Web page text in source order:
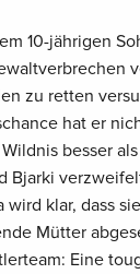
10-jährigen
zu retten
hat er
besser
Bjarki
klar, dass
Mütter
Eine